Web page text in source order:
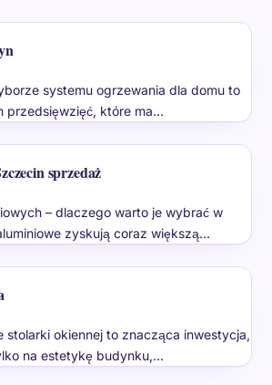
systemu ogrzewania dla domu to
przedsięwzięć, które ma…
sprzedaż
– dlaczego warto je wybrać w
zyskują coraz większą…
stolarki okiennej to znacząca inwestycja,
na estetykę budynku,…